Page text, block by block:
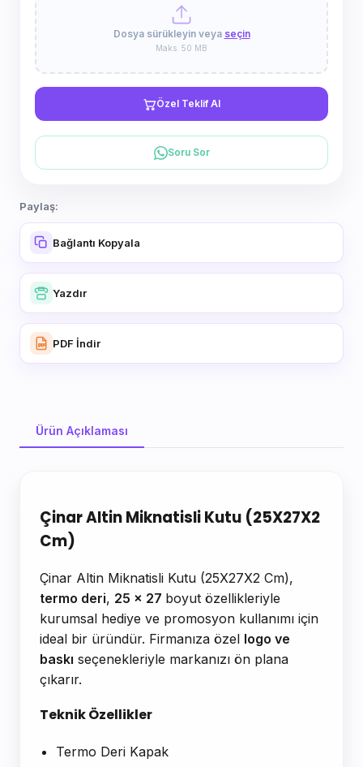
Dosya sürükleyin veya seçin
Maks. 50 MB
Özel Teklif Al
Soru Sor
Paylaş:
Bağlantı Kopyala
Yazdır
PDF İndir
Ürün Açıklaması
Çinar Altin Miknatisli Kutu (25X27X2
Cm)
Çinar Altin Miknatisli Kutu (25X27X2 Cm),
termo deri, 25 x 27 boyut özellikleriyle
kurumsal hediye ve promosyon kullanımı için
ideal bir üründür. Firmanıza özel logo ve
baskı seçenekleriyle markanızı ön plana
çıkarır.
Teknik Özellikler
Termo Deri Kapak